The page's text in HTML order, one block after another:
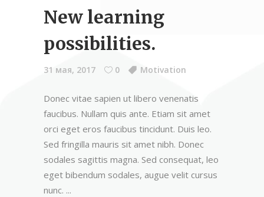
New learning
possibilities.
31 мая, 2017 0 Motivation
Donec vitae sapien ut libero venenatis
faucibus. Nullam quis ante. Etiam sit amet
orci eget eros faucibus tincidunt. Duis leo.
Sed fringilla mauris sit amet nibh. Donec
sodales sagittis magna. Sed consequat, leo
eget bibendum sodales, augue velit cursus
nunc.